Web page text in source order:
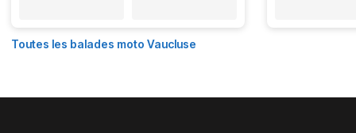
Toutes les balades moto Vaucluse